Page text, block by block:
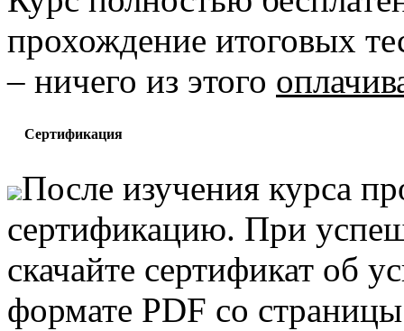
прохождение итоговых
– ничего из этого
Сертификация
После изучения курса
сертификацию. При
скачайте сертификат об
формате PDF со